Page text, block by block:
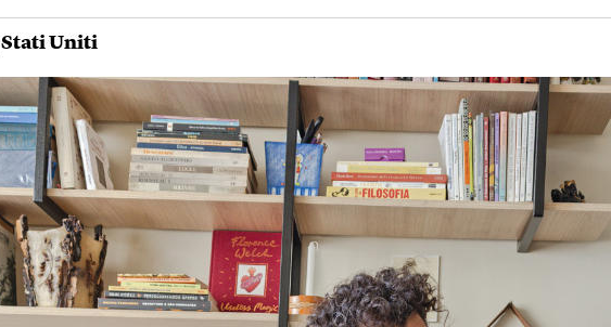
Stati Uniti